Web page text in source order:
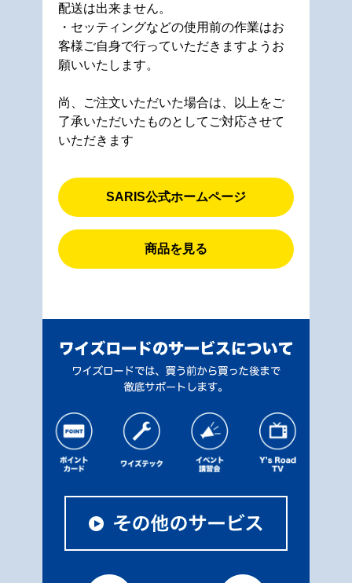
配送は出来ません。
・セッティングなどの使用前の作業はお
客様ご自身で行っていただきますようお
願いいたします。
尚、ご注文いただいた場合は、以上をご
了承いただいたものとしてご対応させて
いただきます
SARIS公式ホームページ
商品を見る